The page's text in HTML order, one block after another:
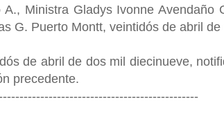
A., Ministra Gladys Ivonne Avendaño
G. Puerto Montt, veintidós de abril
de abril de dos mil diecinueve,
precedente.